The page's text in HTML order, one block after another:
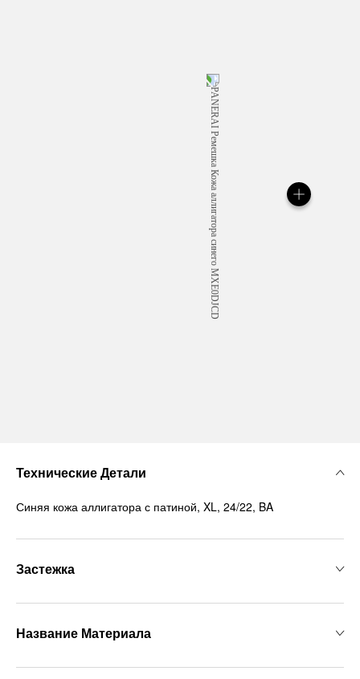
Технические Детали
Синяя кожа аллигатора с патиной, XL, 24/22, BA
Застежка
Название Материала